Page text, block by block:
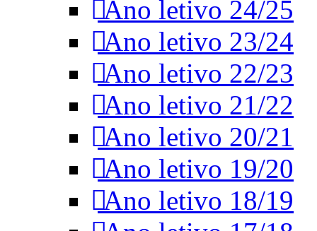
Ano letivo 24/25
Ano letivo 23/24
Ano letivo 22/23
Ano letivo 21/22
Ano letivo 20/21
Ano letivo 19/20
Ano letivo 18/19